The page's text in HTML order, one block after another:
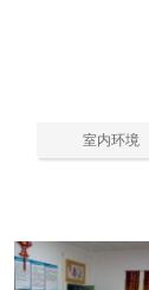
室内环境